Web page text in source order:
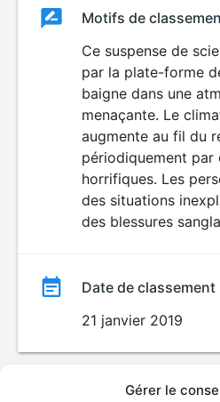
Gérer le
ClassementClassement
Motifs de
Ce suspense de
par la plate-forme
baigne dans une
menaçante. Le
augmente au fil du
périodiquement par
horrifiques. Les
des situations
des blessures
Date de classement
21 janvier 2019